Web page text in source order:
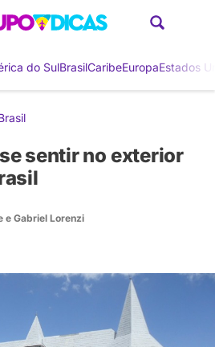
do SulBrasilCaribeEuropaEstados
sentir no exterior
e Gabriel Lorenzi